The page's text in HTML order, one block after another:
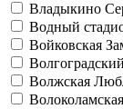
Владыкино
Водный
Войковская
Волжская
Волоколамская